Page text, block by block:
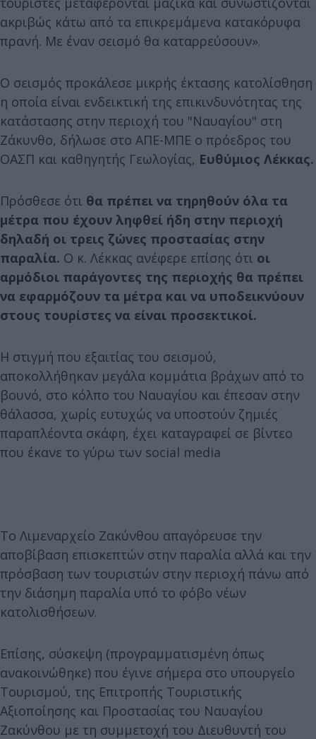
ακριβώς κάτω από τα επικρεμάμενα κατακόρυφα
πρανή. Με έναν σεισμό θα καταρρεύσουν».
Ο σεισμός προκάλεσε μικρής έκτασης κατολίσθηση
η οποία είναι ενδεικτική της επικινδυνότητας της
κατάστασης στην περιοχή του "Ναυαγίου" στη
Ζάκυνθο, δήλωσε στο ΑΠΕ-ΜΠΕ ο πρόεδρος του
ΟΑΣΠ και καθηγητής Γεωλογίας, Ευθύμιος Λέκκας.
Πρόσθεσε ότι θα πρέπει να τηρηθούν όλα τα
μέτρα που έχουν ληφθεί ήδη στην περιοχή
δηλαδή οι τρεις ζώνες προστασίας στην
παραλία. Ο κ. Λέκκας ανέφερε επίσης ότι οι
αρμόδιοι παράγοντες της περιοχής θα πρέπει
να εφαρμόζουν τα μέτρα και να υποδεικνύουν
στους τουρίστες να είναι προσεκτικοί.
Η στιγμή που εξαιτίας του σεισμού,
αποκολλήθηκαν μεγάλα κομμάτια βράχων από το
βουνό, στο κόλπο του Ναυαγίου και έπεσαν στην
θάλασσα, χωρίς ευτυχώς να υποστούν ζημιές
παραπλέοντα σκάφη, έχει καταγραφεί σε βίντεο
που έκανε το γύρω των social media
Το Λιμεναρχείο Ζακύνθου απαγόρευσε την
αποβίβαση επισκεπτών στην παραλία αλλά και την
πρόσβαση των τουριστών στην περιοχή πάνω από
την διάσημη παραλία υπό το φόβο νέων
κατολισθήσεων.
Επίσης, σύσκεψη (προγραμματισμένη όπως
ανακοινώθηκε) που έγινε σήμερα στο υπουργείο
Τουρισμού, της Επιτροπής Τουριστικής
Αξιοποίησης και Προστασίας του Ναυαγίου
Ζακύνθου με τη συμμετοχή του Διευθυντή του